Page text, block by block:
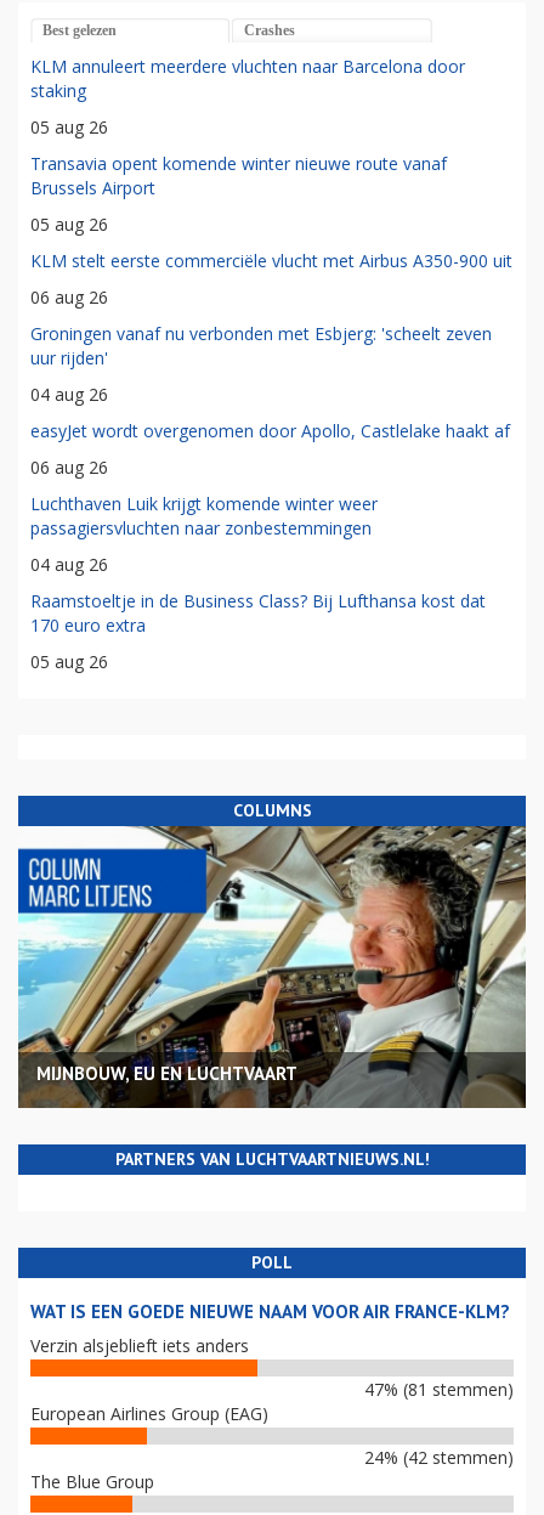
Best gelezen Crashes
KLM annuleert meerdere vluchten naar Barcelona door
staking
05 aug 26
Transavia opent komende winter nieuwe route vanaf
Brussels Airport
05 aug 26
KLM stelt eerste commerciële vlucht met Airbus A350-900 uit
06 aug 26
Groningen vanaf nu verbonden met Esbjerg: 'scheelt zeven
uur rijden'
04 aug 26
easyJet wordt overgenomen door Apollo, Castlelake haakt af
06 aug 26
Luchthaven Luik krijgt komende winter weer
passagiersvluchten naar zonbestemmingen
04 aug 26
Raamstoeltje in de Business Class? Bij Lufthansa kost dat
170 euro extra
05 aug 26
COLUMNS
MIJNBOUW, EU EN LUCHTVAART
PARTNERS VAN LUCHTVAARTNIEUWS.NL!
POLL
WAT IS EEN GOEDE NIEUWE NAAM VOOR AIR FRANCE-KLM?
Verzin alsjeblieft iets anders
47% (81 stemmen)
European Airlines Group (EAG)
24% (42 stemmen)
The Blue Group